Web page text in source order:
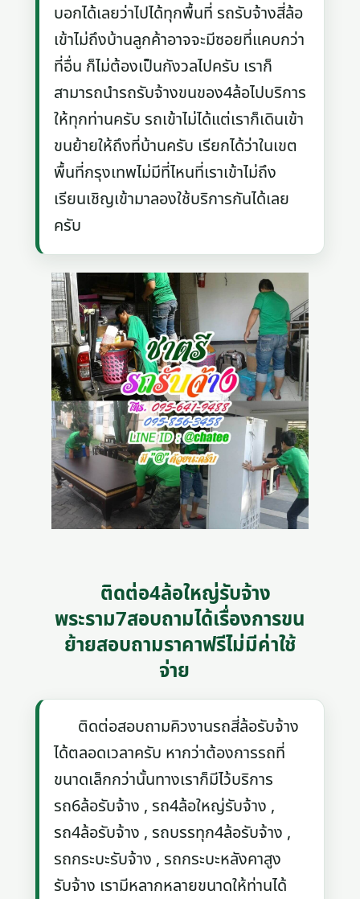
บอกได้เลยว่าไปได้ทุกพื้นที่ รถรับจ้างสี่ล้อ
เข้าไม่ถึงบ้านลูกค้าอาจจะมีซอยที่แคบกว่า
ที่อื่น ก็ไม่ต้องเป็นกังวลไปครับ เราก็
สามารถนำรถรับจ้างขนของ4ล้อไปบริการ
ให้ทุกท่านครับ รถเข้าไม่ได้แต่เราก็เดินเข้า
ขนย้ายให้ถึงที่บ้านครับ เรียกได้ว่าในเขต
พื้นที่กรุงเทพไม่มีที่ไหนที่เราเข้าไม่ถึง
เรียนเชิญเข้ามาลองใช้บริการกันได้เลย
ครับ
ติดต่อ4ล้อใหญ่รับจ้าง
พระราม7สอบถามได้เรื่องการขน
ย้ายสอบถามราคาฟรีไม่มีค่าใช้
จ่าย
ติดต่อสอบถามคิวงานรถสี่ล้อรับจ้าง
ได้ตลอดเวลาครับ หากว่าต้องการรถที่
ขนาดเล็กกว่านั้นทางเราก็มีไว้บริการ
รถ6ล้อรับจ้าง , รถ4ล้อใหญ่รับจ้าง ,
รถ4ล้อรับจ้าง , รถบรรทุก4ล้อรับจ้าง ,
รถกระบะรับจ้าง , รถกระบะหลังคาสูง
รับจ้าง เรามีหลากหลายขนาดให้ท่านได้